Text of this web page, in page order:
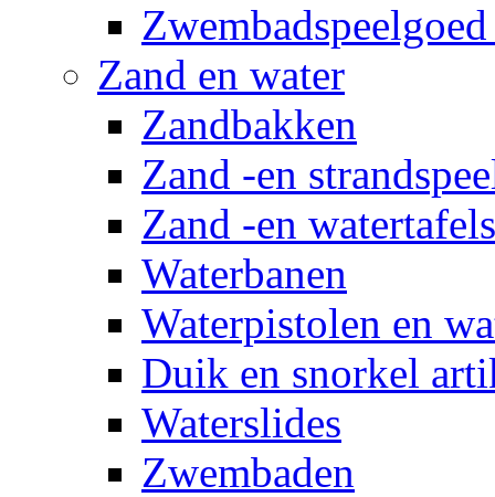
Zand en water
Zandbakken
Zand -en
Zand -en watertafels
Waterbanen
Waterpistolen en
Duik en snorkel
Waterslides
Zwembaden